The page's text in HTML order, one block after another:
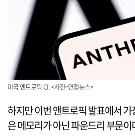
미국 앤트로픽 CI. <사진=연합뉴스>
하지만 이번 앤트로픽 발표에서
은 메모리가 아닌 파운드리 부문이